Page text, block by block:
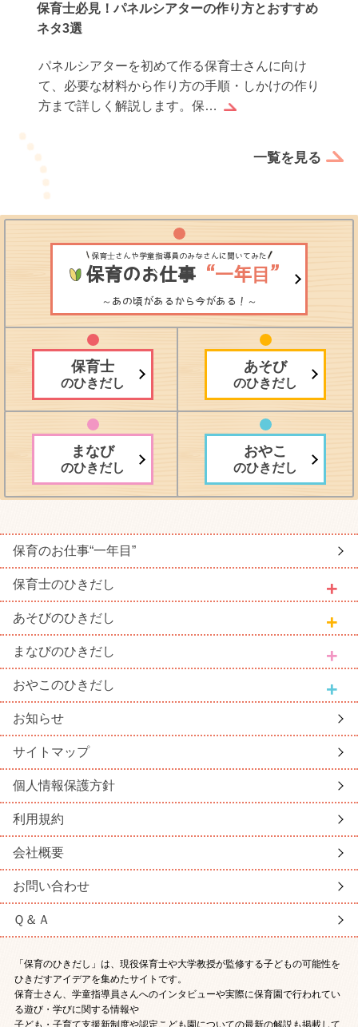
保育士必見！パネルシアターの作り方とおすすめ
ネタ3選
パネルシアターを初めて作る保育士さんに向け
て、必要な材料から作り方の手順・しかけの作り
方まで詳しく解説します。保…
一覧を見る
保育士さんや学童指導員のみなさんに聞いてみた
保育のお仕事“一年目”
～あの頃があるから今がある！～
保育士
のひきだし
あそび
のひきだし
まなび
のひきだし
おやこ
のひきだし
保育のお仕事“一年目”
保育士のひきだし
あそびのひきだし
まなびのひきだし
おやこ のひきだし
お知らせ
サイトマップ
個人情報保護方針
利用規約
会社概要
お問い合わせ
Ｑ＆Ａ
「保育のひきだし」は、現役保育士や大学教授が監修する子どもの可能性を
ひきだすアイデアを集めたサイトです。
保育士さん、学童指導員さんへのインタビューや実際に保育園で行われてい
る遊び・学びに関する情報や
子ども・子育て支援新制度や認定こども園についての最新の解説も掲載して